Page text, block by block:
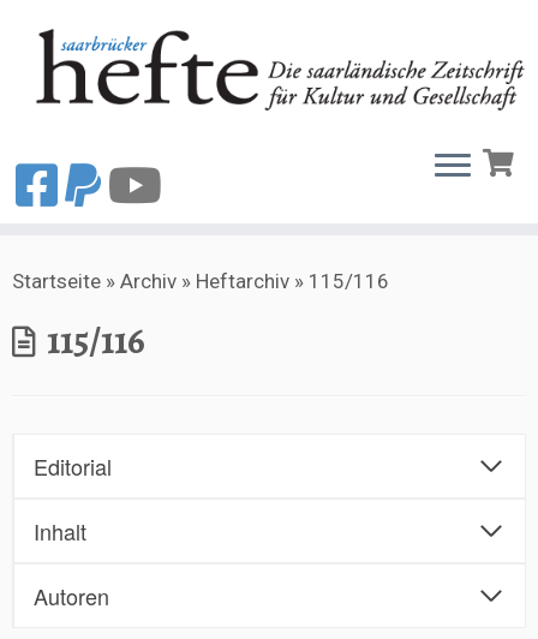
Inhalt
Startseite » Archiv » Heftarchiv » 115/116
115/116
Editorial
Inhalt
Autoren